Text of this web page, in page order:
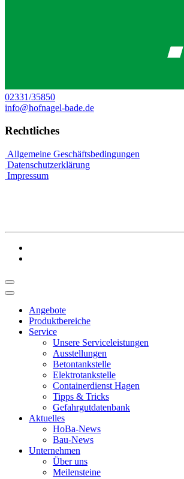
02331/35850
info@hofnagel-bade.de
Rechtliches
Allgemeine Geschäftsbedingungen
Datenschutzerklärung
Impressum
Angebote
Produktbereiche
Service
Unsere Serviceleistungen
Ausstellungen
Betontankstelle
Elektrotankstelle
Containerdienst Hagen
Tipps & Tricks
Gefahrgutdatenbank
Aktuelles
HoBa-News
Bau-News
Unternehmen
Über uns
Meilensteine